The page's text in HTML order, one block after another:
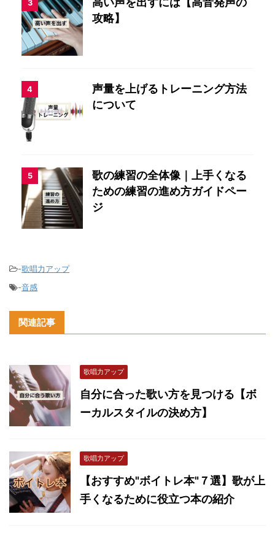
3
攻略】
4
声量を上げるトレーニング方法
について
5
歌の練習の全体像｜上手くなる
ための練習の進め方ガイドペー
ジ
-歌唱力アップ
-音感
関連記事
歌唱力アップ
自分に合った歌い方を見つける【ボ
ーカルスタイルの決め方】
歌唱力アップ
【おすすめ"ボイトレ本"７選】歌が上
手くなるために役立つ本の紹介